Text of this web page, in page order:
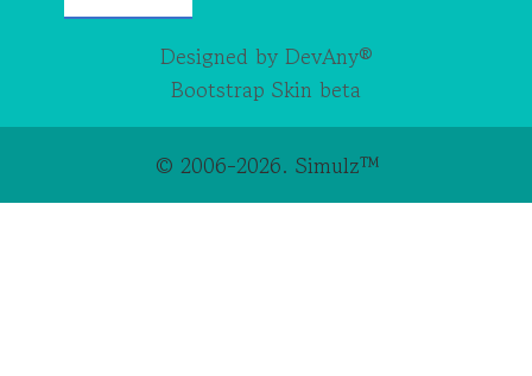
Designed by DevAny®
Bootstrap Skin beta
© 2006-2026. Simulz™